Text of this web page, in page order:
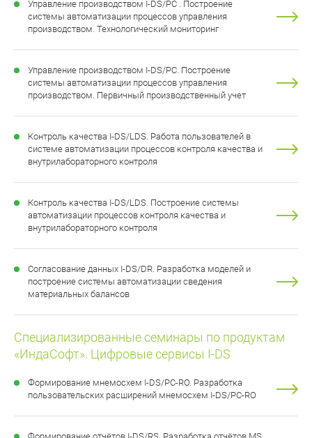
Управление производством I-DS/PC . Построение
системы автоматизации процессов управления
производством. Технологический мониторинг
Управление производством I-DS/PC. Построение
системы автоматизации процессов управления
производством. Первичный производственный учет
Контроль качества I-DS/LDS. Работа пользователей в
системе автоматизации процессов контроля качества и
внутрилабораторного контроля
Контроль качества I-DS/LDS. Построение системы
автоматизации процессов контроля качества и
внутрилабораторного контроля
Согласование данных I-DS/DR. Разработка моделей и
построение системы автоматизации сведения
материальных балансов
Специализированные семинары по продуктам
«ИндаСофт». Цифровые сервисы I-DS
Формирование мнемосхем I-DS/PC-RO. Разработка
пользовательских расширений мнемосхем I-DS/PC-RO